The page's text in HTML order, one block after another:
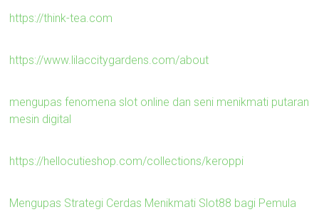
https://think-tea.com
https://www.lilaccitygardens.com/about
mengupas fenomena slot online dan seni menikmati putaran
mesin digital
https://hellocutieshop.com/collections/keroppi
Mengupas Strategi Cerdas Menikmati Slot88 bagi Pemula